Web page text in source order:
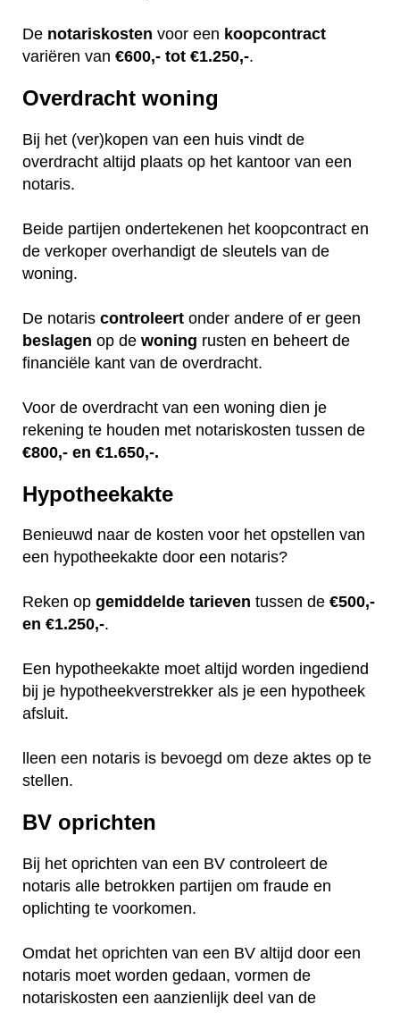
De notariskosten voor een koopcontract
variëren van €600,- tot €1.250,-.
Overdracht woning
Bij het (ver)kopen van een huis vindt de
overdracht altijd plaats op het kantoor van een
notaris.
Beide partijen ondertekenen het koopcontract en
de verkoper overhandigt de sleutels van de
woning.
De notaris controleert onder andere of er geen
beslagen op de woning rusten en beheert de
financiële kant van de overdracht.
Voor de overdracht van een woning dien je
rekening te houden met notariskosten tussen de
€800,- en €1.650,-.
Hypotheekakte
Benieuwd naar de kosten voor het opstellen van
een hypotheekakte door een notaris?
Reken op gemiddelde tarieven tussen de €500,-
en €1.250,-.
Een hypotheekakte moet altijd worden ingediend
bij je hypotheekverstrekker als je een hypotheek
afsluit.
lleen een notaris is bevoegd om deze aktes op te
stellen.
BV oprichten
Bij het oprichten van een BV controleert de
notaris alle betrokken partijen om fraude en
oplichting te voorkomen.
Omdat het oprichten van een BV altijd door een
notaris moet worden gedaan, vormen de
notariskosten een aanzienlijk deel van de